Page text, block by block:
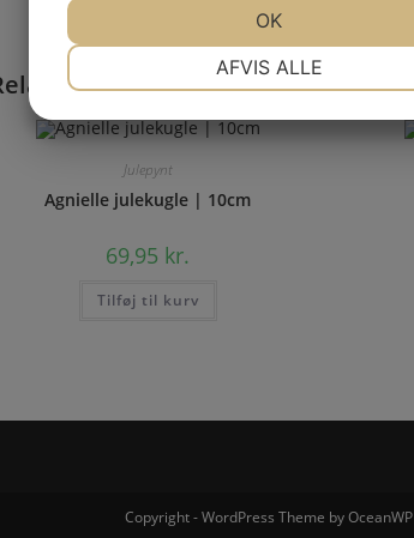
varer
Julepynt
Agnielle julekugle | 10cm
69,95 kr.
Tilføj til kurv
Copyright - WordPress Theme by OceanWP
MARKETING
AFVIS ALLE
OK